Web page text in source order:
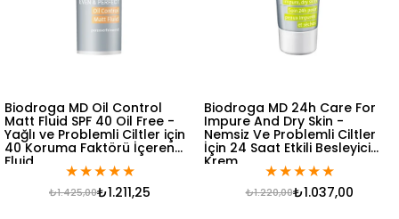
Biodroga MD Oil Control
Matt Fluid SPF 40 Oil Free -
Yağlı ve Problemli Ciltler için
40 Koruma Faktörü İçeren
Fluid ★★★★★
₺1.211,25
₺1.425,00
Biodroga MD 24h Care For
Impure And Dry Skin -
Nemsiz Ve Problemli Ciltler
İçin 24 Saat Etkili Besleyici
Krem ★★★★★
₺1.037,00
₺1.220,00